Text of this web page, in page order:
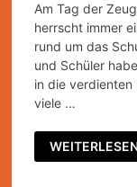
Am Tag der
herrscht immer
rund um das
und Schüler
in die verdienten
viele …
LETZTER
SCHULTAG
–